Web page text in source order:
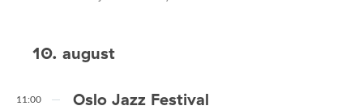
10. august
11:00 Oslo Jazz Festival